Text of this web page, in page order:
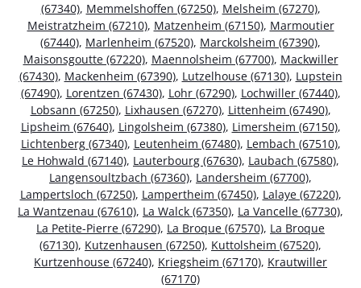
(67340), Memmelshoffen (67250), Melsheim (67270),
Meistratzheim (67210), Matzenheim (67150), Marmoutier
(67440), Marlenheim (67520), Marckolsheim (67390),
Maisonsgoutte (67220), Maennolsheim (67700), Mackwiller
(67430), Mackenheim (67390), Lutzelhouse (67130), Lupstein
(67490), Lorentzen (67430), Lohr (67290), Lochwiller (67440),
Lobsann (67250), Lixhausen (67270), Littenheim (67490),
Lipsheim (67640), Lingolsheim (67380), Limersheim (67150),
Lichtenberg (67340), Leutenheim (67480), Lembach (67510),
Le Hohwald (67140), Lauterbourg (67630), Laubach (67580),
Langensoultzbach (67360), Landersheim (67700),
Lampertsloch (67250), Lampertheim (67450), Lalaye (67220),
La Wantzenau (67610), La Walck (67350), La Vancelle (67730),
La Petite-Pierre (67290), La Broque (67570), La Broque
(67130), Kutzenhausen (67250), Kuttolsheim (67520),
Kurtzenhouse (67240), Kriegsheim (67170), Krautwiller
(67170)